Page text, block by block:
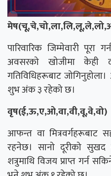
पारिवारिक जिम्मेवारी
अवसरको खोजीमा केही
गतिविधिहरूबाट
शुभ अंक ३ रहेको छ।
वृष(ई,ऊ,ए,ओ,वा,वी,वू,वे,वो)
आफन्त वा मित्रवर्गहरूबाट
रहनेछ। सानो दूरीको सुखद
शत्रुमाथि विजय प्राप्त गर्न